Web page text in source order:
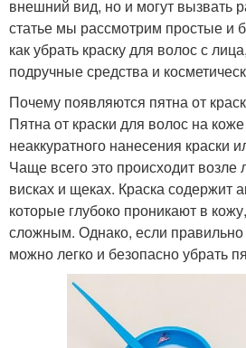
внешний вид, но и могут вызвать
статье мы рассмотрим простые и
как убрать краску для волос с
подручные средства и
Почему появляются пятна от
Пятна от краски для волос на
неаккуратного нанесения краски
Чаще всего это происходит возле
висках и щеках. Краска содержит
которые глубоко проникают в
сложным. Однако, если правильно
можно легко и безопасно убрать